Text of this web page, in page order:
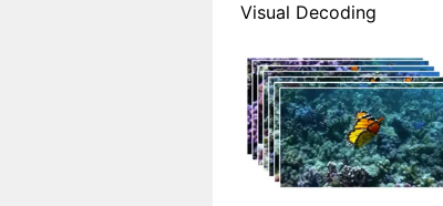
Visual Decoding